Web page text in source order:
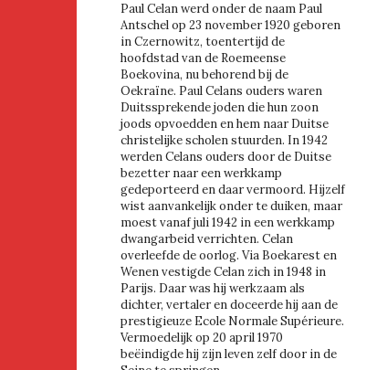
Paul Celan werd onder de naam Paul
Antschel op 23 november 1920 geboren
in Czernowitz, toentertijd de
hoofdstad van de Roemeense
Boekovina, nu behorend bij de
Oekraïne. Paul Celans ouders waren
Duitssprekende joden die hun zoon
joods opvoedden en hem naar Duitse
christelijke scholen stuurden. In 1942
werden Celans ouders door de Duitse
bezetter naar een werkkamp
gedeporteerd en daar vermoord. Hijzelf
wist aanvankelijk onder te duiken, maar
moest vanaf juli 1942 in een werkkamp
dwangarbeid verrichten. Celan
overleefde de oorlog. Via Boekarest en
Wenen vestigde Celan zich in 1948 in
Parijs. Daar was hij werkzaam als
dichter, vertaler en doceerde hij aan de
prestigieuze Ecole Normale Supérieure.
Vermoedelijk op 20 april 1970
beëindigde hij zijn leven zelf door in de